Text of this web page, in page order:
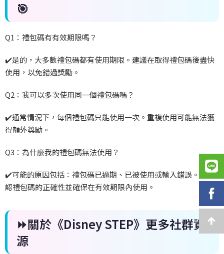
🎯
Q1 ：禮包碼有有效期限嗎？
✔️是的，大多數禮包碼都有使用期限。建議在取得禮包碼後盡快
使用，以免錯過獎勵。
Q2 ：我可以多次使用同一個禮包碼嗎？
✔️通常情況下，每個禮包碼只能使用一次。重複使用可能無法獲
得額外獎勵。
Q3 ：為什麼我的禮包碼無法使用？
✔️可能的原因包括：禮包碼已過期、已被使用或輸入錯誤。請確
認禮包碼的正確性並確保在有效期限內使用。
⏩關於《Disney STEP》更多社群資
源